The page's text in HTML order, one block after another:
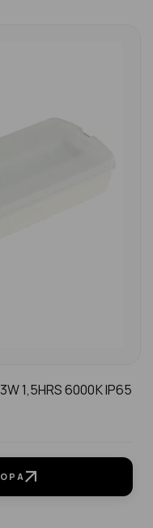
1,5HRS 6000K IP65